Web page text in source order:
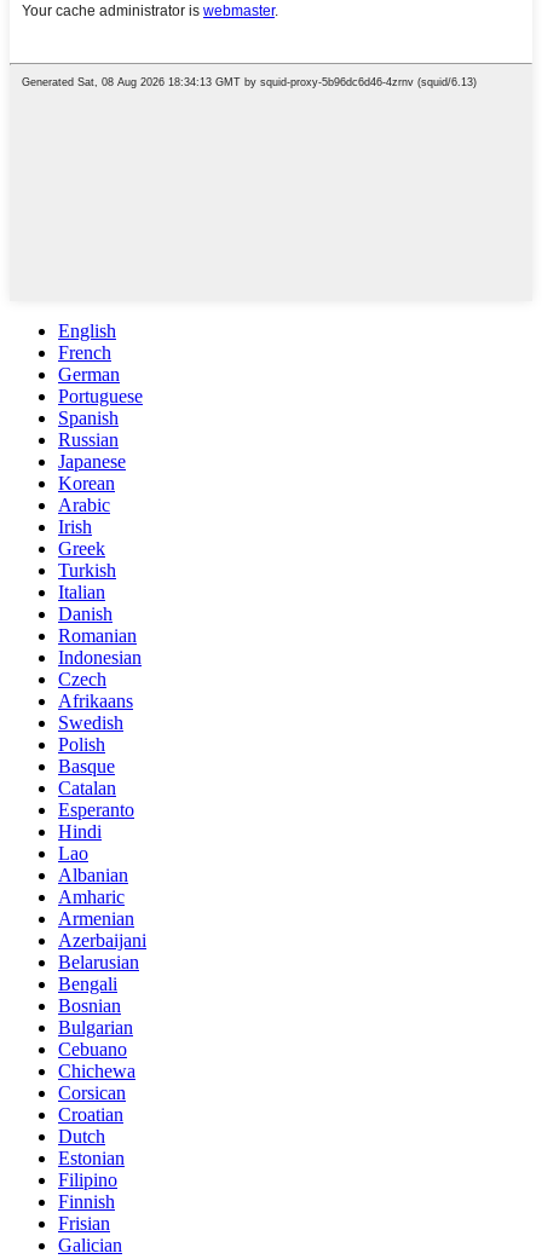
English
French
German
Portuguese
Spanish
Russian
Japanese
Korean
Arabic
Irish
Greek
Turkish
Italian
Danish
Romanian
Indonesian
Czech
Afrikaans
Swedish
Polish
Basque
Catalan
Esperanto
Hindi
Lao
Albanian
Amharic
Armenian
Azerbaijani
Belarusian
Bengali
Bosnian
Bulgarian
Cebuano
Chichewa
Corsican
Croatian
Dutch
Estonian
Filipino
Finnish
Frisian
Galician